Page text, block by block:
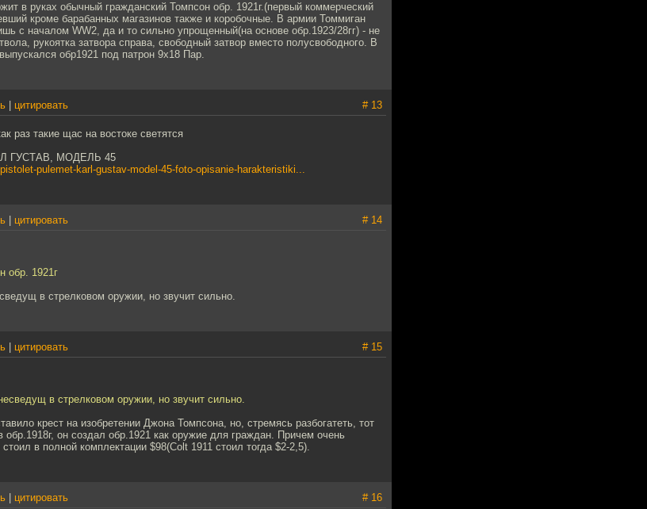
в руках обычный гражданский Томпсон обр. 1921г.(первый коммерческий
кроме барабанных магазинов также и коробочные. В армии Томмиган
с началом WW2, да и то сильно упрощенный(на основе обр.1923/28гг) - не
рукоятка затвора справа, свободный затвор вместо полусвободного. В
обр1921 под патрон 9х18 Пар.
цитировать # 13
раз такие щас на востоке светятся
ГУСТАВ, МОДЕЛЬ 45
pulemet-karl-gustav-model-45-foto-opisanie-harakteristiki...
цитировать # 14
обр. 1921г
в стрелковом оружии, но звучит сильно.
цитировать # 15
в стрелковом оружии, но звучит сильно.
крест на изобретении Джона Томпсона, но, стремясь разбогатеть, тот
он создал обр.1921 как оружие для граждан. Причем очень
в полной комплектации $98(Colt 1911 стоил тогда $2-2,5).
цитировать # 16